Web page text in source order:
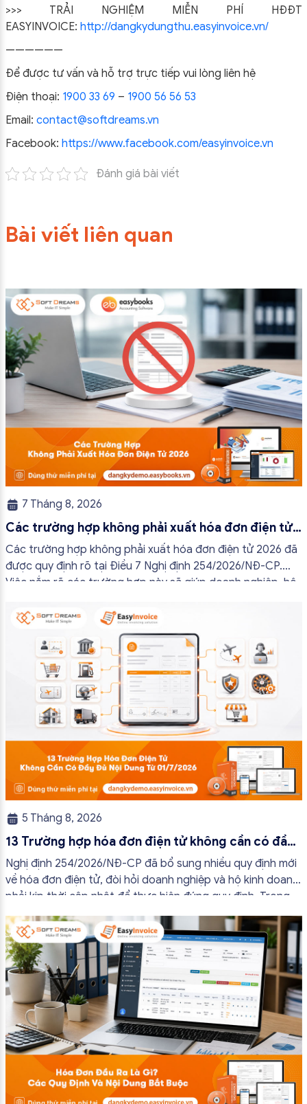
>>> TRẢI NGHIỆM MIỄN PHÍ HĐĐT
EASYINVOICE: http://dangkydungthu.easyinvoice.vn/
——————
Để được tư vấn và hỗ trợ trực tiếp vui lòng liên hệ
Điện thoại: 1900 33 69 – 1900 56 56 53
Email: contact@softdreams.vn
Facebook: https://www.facebook.com/easyinvoice.vn
Đánh giá bài viết
Bài viết liên quan
7 Tháng 8, 2026
Các trường hợp không phải xuất hóa đơn điện tử
2026
Các trường hợp không phải xuất hóa đơn điện tử 2026 đã
được quy định rõ tại Điều 7 Nghị định 254/2026/NĐ-CP.
Việc nắm rõ các trường hợp này sẽ giúp doanh nghiệp, hộ
tránh lập hóa đơn không cần thiết hoặc áp […]
5 Tháng 8, 2026
13 Trường hợp hóa đơn điện tử không cần có đầy
đủ nội dung từ 01/7/2026
Nghị định 254/2026/NĐ-CP đã bổ sung nhiều quy định mới
về hóa đơn điện tử, đòi hỏi doanh nghiệp và hộ kinh doanh
phải kịp thời cập nhật để thực hiện đúng quy định. Trong
bài viết này, hóa đơn điện tử EasyInvoice sẽ chia sẻ 13
trường hợp hóa đơn điện tử không cần […]